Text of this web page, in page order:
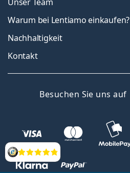
Bewertung
Warum bei Lentiamo einkaufen?
Nachhaltigkeit
Kontakt
Besuchen Sie uns auf